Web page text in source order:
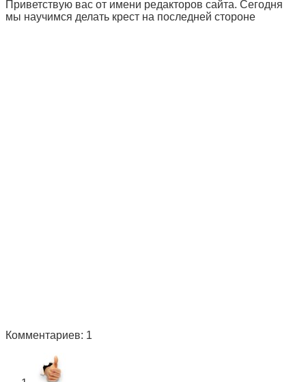
Приветствую вас от имени редакторов сайта. Сегодня
мы научимся делать крест на последней стороне
Комментариев: 1